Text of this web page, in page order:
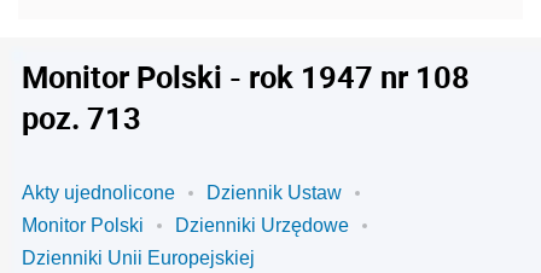
Monitor Polski - rok 1947 nr 108
poz. 713
Akty ujednolicone
Dziennik Ustaw
Monitor Polski
Dzienniki Urzędowe
Dzienniki Unii Europejskiej